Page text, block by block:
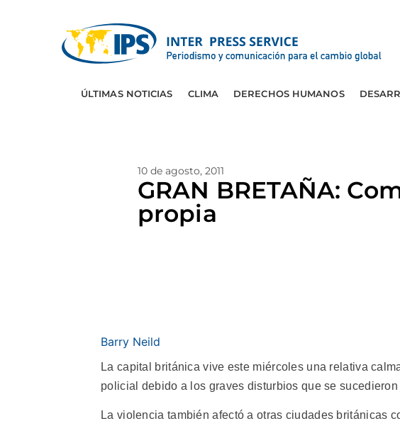
ÚLTIMAS NOTICIAS CLIMA DERECHOS HUMANOS
10 de agosto, 2011
GRAN BRETAÑA:
propia
Barry Neild
La capital británica vive este miércoles una relativa
policial debido a los graves disturbios que se
La violencia también afectó a otras ciudades británicas